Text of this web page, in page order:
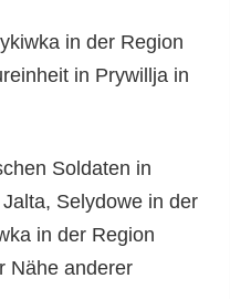
in der Region
in Prywillja in
Soldaten in
Selydowe in der
in der Region
Nähe anderer